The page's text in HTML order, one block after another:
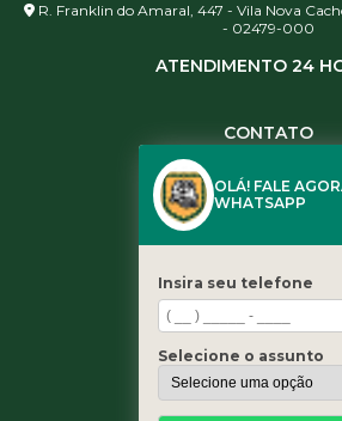
R. Franklin do Amaral, 447 - Vila Nova
- 02479-000
ATENDIMENTO 24
CONTATO
(11) 3461-5871
Home
Quem somos
Serviços
OLÁ! FALE
WHATSAPP
Insira seu telefone
Selecione o assunto